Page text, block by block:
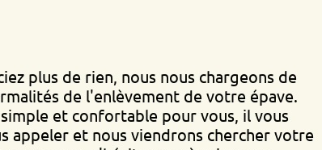
de rien, nous nous chargeons de
l'enlèvement de votre épave.
confortable pour vous, il vous
et nous viendrons chercher votre